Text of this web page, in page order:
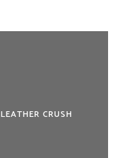
LEATHER CRUSH